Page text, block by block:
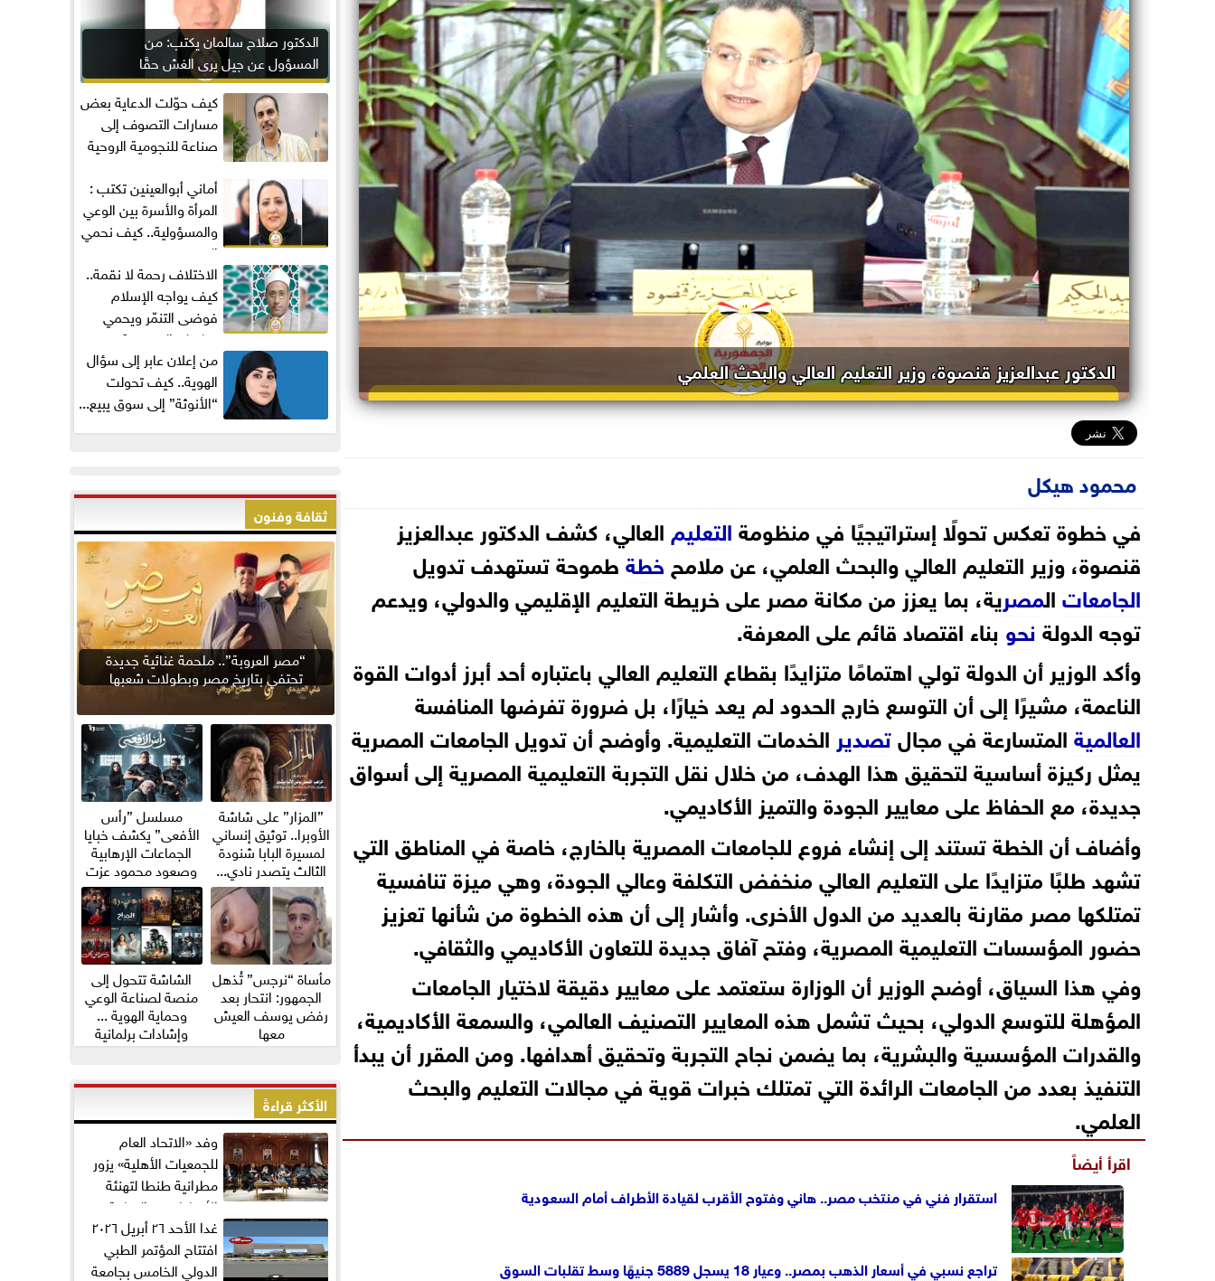
الدكتور عبدالعزيز قنصوة، وزير التعليم العالي والبحث العلمي
محمود هيكل
في خطوة تعكس تحولًا إستراتيجيًا في منظومةالتعليمالعالي، كشف الدكتور عبدالعزيز
قنصوة، وزير التعليم العالي والبحث العلمي، عن ملامحخطةطموحة تستهدف تدويل
الجامعاتالمصرية، بما يعزز من مكانة مصر على خريطة التعليم الإقليمي والدولي، ويدعم
توجه الدولة نحو بناء اقتصاد قائم على المعرفة.
وأكد الوزير أن الدولة تولي اهتمامًا متزايدًا بقطاع التعليم العالي باعتباره أحد أبرز أدوات القوة
الناعمة، مشيرًا إلى أن التوسع خارج الحدود لم يعد خيارًا، بل ضرورة تفرضها المنافسة
العالميةالمتسارعة في مجالتصدير الخدمات التعليمية. وأوضح أن تدويل الجامعات المصرية
يمثل ركيزة أساسية لتحقيق هذا الهدف، من خلال نقل التجربة التعليمية المصرية إلى أسواق
جديدة، مع الحفاظ على معايير الجودة والتميز الأكاديمي.
وأضاف أن الخطة تستند إلى إنشاء فروع للجامعات المصرية بالخارج، خاصة في المناطق التي
تشهد طلبًا متزايدًا على التعليم العالي منخفض التكلفة وعالي الجودة، وهي ميزة تنافسية
تمتلكها مصر مقارنة بالعديد من الدول الأخرى. وأشار إلى أن هذه الخطوة من شأنها تعزيز
حضور المؤسسات التعليمية المصرية، وفتح آفاق جديدة للتعاون الأكاديمي والثقافي.
وفي هذا السياق، أوضح الوزير أن الوزارة ستعتمد على معايير دقيقة لاختيار الجامعات
المؤهلة للتوسع الدولي، بحيث تشمل هذه المعايير التصنيف العالمي، والسمعة الأكاديمية،
والقدرات المؤسسية والبشرية، بما يضمن نجاح التجربة وتحقيق أهدافها. ومن المقرر أن يبدأ
التنفيذ بعدد من الجامعات الرائدة التي تمتلك خبرات قوية في مجالات التعليم والبحث
العلمي.
اقرأ أيضاً
استقرار فني في منتخب مصر.. هاني وفتوح الأقرب لقيادة الأطراف أمام السعودية
تراجع نسبي في أسعار الذهب بمصر.. وعيار 18 يسجل 5889 جنيهًا وسط تقلبات السوق
الدكتور صلاح سالمان يكتب: من
المسؤول عن جيل يرى الغش حقًا
مكتسبًا؟
كيف حوّلت الدعاية بعض
مسارات التصوف إلى
صناعة للنجومية الروحية
أماني‭ ‬أبوالعينين‭ ‬تكتب :
المرأة والأسرة بين الوعي
والمسؤولية.. كيف نحمي
المجتمع...
الاختلاف رحمة لا نقمة..
كيف يواجه الإسلام
فوضى التنمّر ويحمي
تماسك المجتمع؟
من إعلان عابر إلى سؤال
الهوية.. كيف تحولت
“الأنوثة” إلى سوق يبيع...
ثقافة وفنون
“مصر العروبة”.. ملحمة غنائية جديدة
تحتفي بتاريخ مصر وبطولات شعبها
”المزار” على شاشة
الأوبرا.. توثيق إنساني
لمسيرة البابا شنودة
الثالث يتصدر نادي...
مسلسل ”رأس
الأفعى” يكشف خبايا
الجماعات الإرهابية
وصعود محمود عزت
مأساة “نرجس” تُذهل
الجمهور: انتحار بعد
رفض يوسف العيش
معها
الشاشة تتحول إلى
منصة لصناعة الوعي
وحماية الهوية ...
وإشادات برلمانية
واسعة...
الأكثر قراءةً
وفد «الاتحاد العام
للجمعيات الأهلية» يزور
مطرانية طنطا لتهنئة
الأقباط بعيد القيامة...
غدا الأحد ٢٦ أبريل ٢٠٢٦
افتتاح المؤتمر الطبي
الدولي الخامس بجامعة